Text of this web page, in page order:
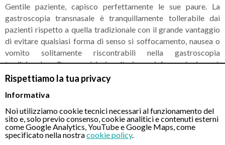
Rispettiamo la tua privacy
Informativa
Noi utilizziamo cookie tecnici necessari al funzionamento del
sito e, solo previo consenso, cookie analitici e contenuti esterni
come Google Analytics, YouTube e Google Maps, come
specificato nella nostracookie policy.
Gentile paziente, capisco perfettamente le sue paure. La
gastroscopia transnasale è tranquillamente tollerabile dai
pazienti rispetto a quella tradizionale con il grande vantaggio
di evitare qualsiasi forma di senso si soffocamento, nausea o
vomito solitamente riscontrabili nella gastroscopia
tradizionale. Per qualsiasi ulteriore informazioni può
contattare il nostro numero unico nazionale. Cordiali Saluti
CONTATTI